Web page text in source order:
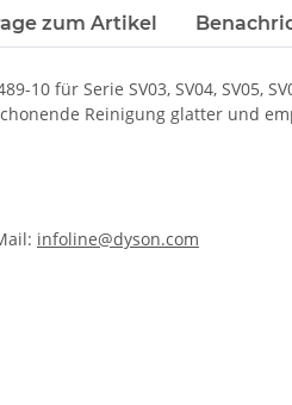
zum Artikel
für Serie SV03, SV04, SV05,
Reinigung glatter und
infoline@dyson.com